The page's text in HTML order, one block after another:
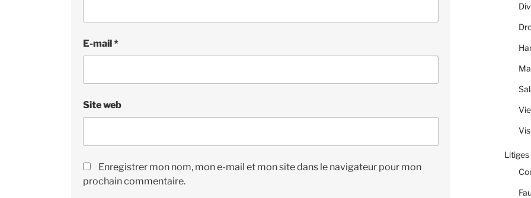
E-mail*
Site web
Enregistrer mon nom, mon e-mail et mon site dans le navigateur pour mon
prochain commentaire.
Litiges